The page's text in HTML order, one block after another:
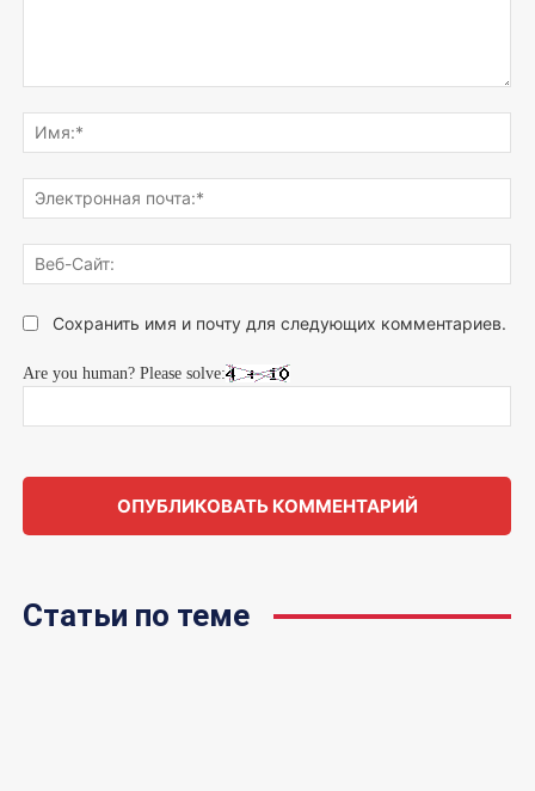
что
думаете...
Сохранить имя и почту для следующих комментариев.
Are you human? Please solve:
Статьи по теме